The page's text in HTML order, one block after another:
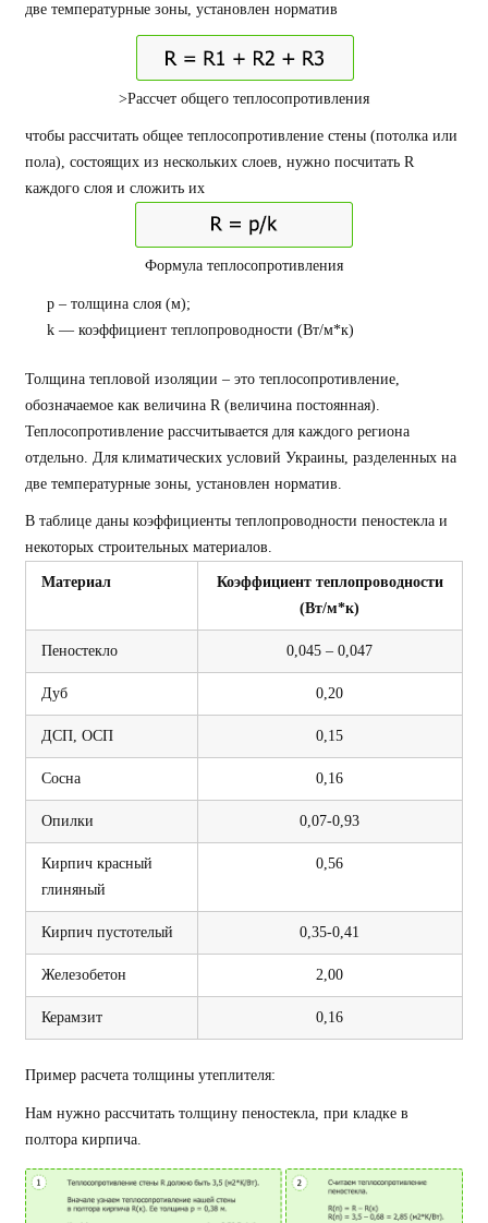
две температурные зоны, установлен норматив
>Рассчет общего теплосопротивления
чтобы рассчитать общее теплосопротивление стены (потолка или
пола), состоящих из нескольких слоев, нужно посчитать R
каждого слоя и сложить их
Формула теплосопротивления
p – толщина слоя (м);
k — коэффициент теплопроводности (Вт/м*к)
Толщина тепловой изоляции – это теплосопротивление,
обозначаемое как величина R (величина постоянная).
Теплосопротивление рассчитывается для каждого региона
отдельно. Для климатических условий Украины, разделенных на
две температурные зоны, установлен норматив.
В таблице даны коэффициенты теплопроводности пеностекла и
некоторых строительных материалов.
Материал
Коэффициент теплопроводности
(Вт/м*к)
Пеностекло 0,045 – 0,047
Дуб 0,20
ДСП, ОСП 0,15
Сосна 0,16
Опилки 0,07-0,93
Кирпич красный
глиняный
0,56
Кирпич пустотелый 0,35-0,41
Железобетон 2,00
Керамзит 0,16
Пример расчета толщины утеплителя:
Нам нужно рассчитать толщину пеностекла, при кладке в
полтора кирпича.